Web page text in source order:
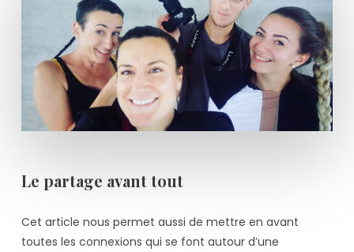
Le partage avant tout
Cet article nous permet aussi de mettre en avant
toutes les connexions qui se font autour d’une